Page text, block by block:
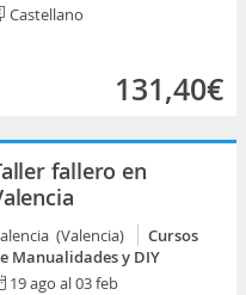
Castellano
131,40€
fallero en
(Valencia)
Cursos
Manualidades y DIY
19 ago al 03 feb